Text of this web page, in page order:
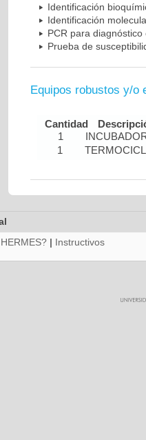
Identificación
Identificación
PCR para
Prueba de
Equipos robustos y/o
Cantidad
1
1
| Instructivos